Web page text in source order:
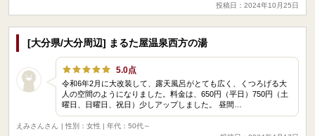
投稿日：2024年10月25日
[大分県/大分周辺] まるた屋温泉西方の湯
5.0点
令和6年2月に大改装して、露天風呂がとても広く、くつろげる大
人の空間のようになりました。料金は、650円（平日）750円（土
曜日、日曜日、祝日）少しアップしました。 昼間…
えみさんさん
| 性別：女性 | 年代：50代～